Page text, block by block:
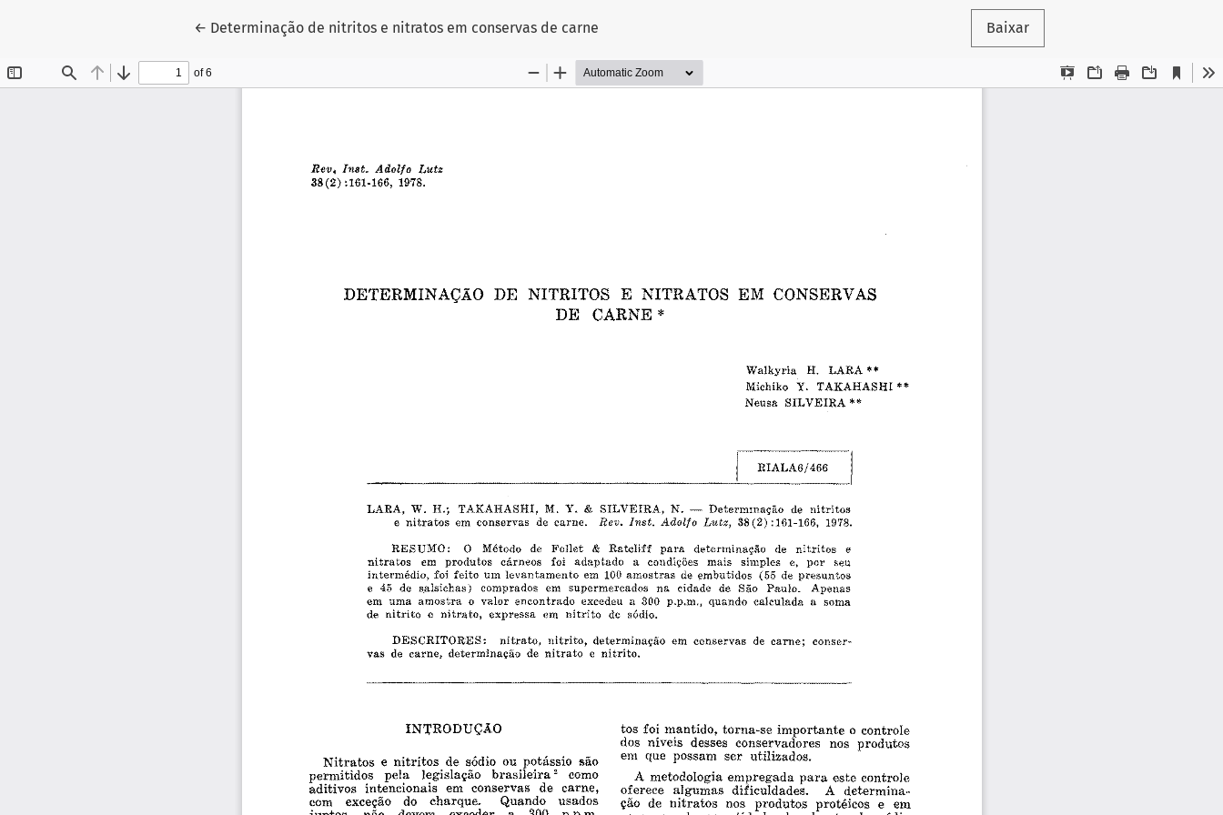
← Voltar aos Detalhes do Artigo
Determinação de nitritos e nitratos em conservas de carne Baixar